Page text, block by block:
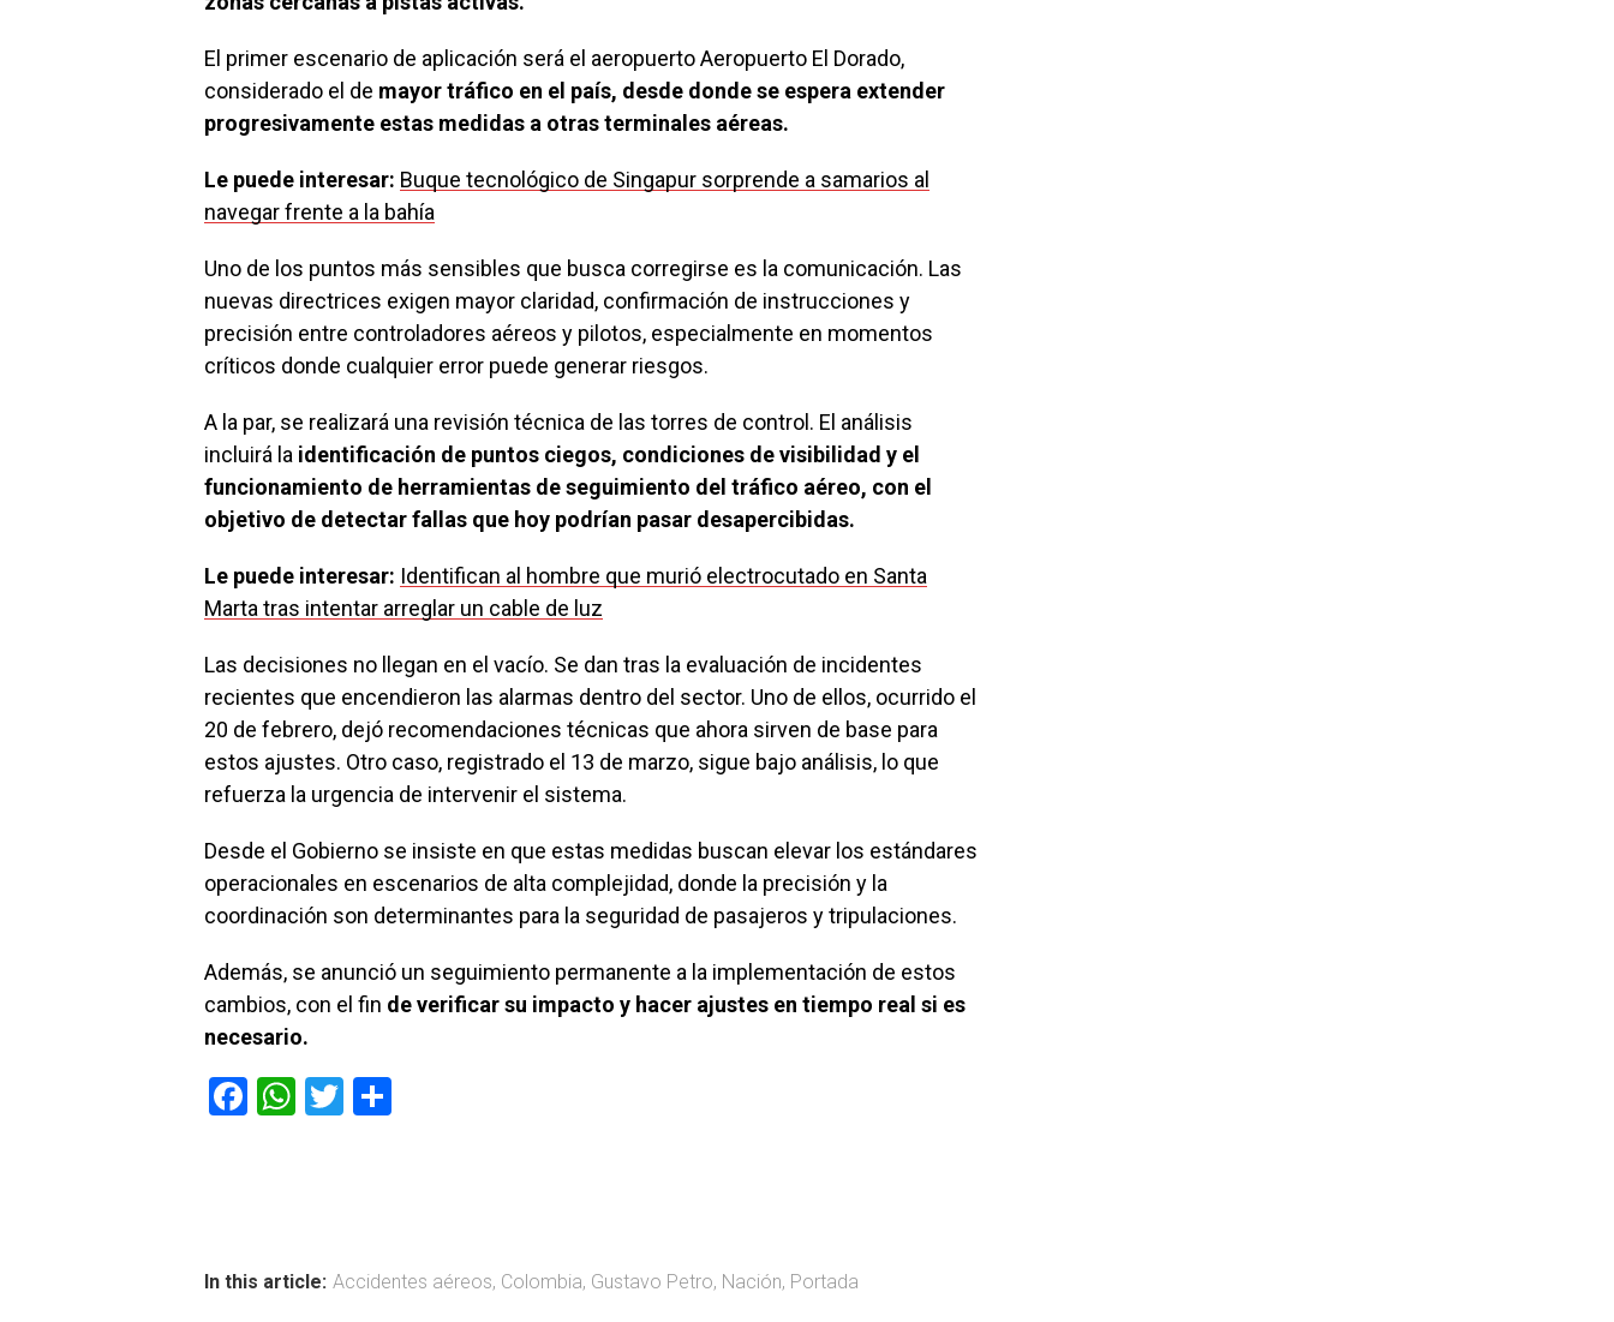
El primer escenario de aplicación será el aeropuerto Aeropuerto El Dorado,
considerado el de mayor tráfico en el país, desde donde se espera extender
progresivamente estas medidas a otras terminales aéreas.
Le puede interesar: Buque tecnológico de Singapur sorprende a samarios al
navegar frente a la bahía
Uno de los puntos más sensibles que busca corregirse es la comunicación. Las
nuevas directrices exigen mayor claridad, confirmación de instrucciones y
precisión entre controladores aéreos y pilotos, especialmente en momentos
críticos donde cualquier error puede generar riesgos.
A la par, se realizará una revisión técnica de las torres de control. El análisis
incluirá la identificación de puntos ciegos, condiciones de visibilidad y el
funcionamiento de herramientas de seguimiento del tráfico aéreo, con el
objetivo de detectar fallas que hoy podrían pasar desapercibidas.
Le puede interesar: Identifican al hombre que murió electrocutado en Santa
Marta tras intentar arreglar un cable de luz
Las decisiones no llegan en el vacío. Se dan tras la evaluación de incidentes
recientes que encendieron las alarmas dentro del sector. Uno de ellos, ocurrido el
20 de febrero, dejó recomendaciones técnicas que ahora sirven de base para
estos ajustes. Otro caso, registrado el 13 de marzo, sigue bajo análisis, lo que
refuerza la urgencia de intervenir el sistema.
Desde el Gobierno se insiste en que estas medidas buscan elevar los estándares
operacionales en escenarios de alta complejidad, donde la precisión y la
coordinación son determinantes para la seguridad de pasajeros y tripulaciones.
Además, se anunció un seguimiento permanente a la implementación de estos
cambios, con el fin de verificar su impacto y hacer ajustes en tiempo real si es
necesario.
F
ok
W
p
T
tir
In this article: Accidentes aéreos, Colombia, Gustavo Petro, Nación, Portada